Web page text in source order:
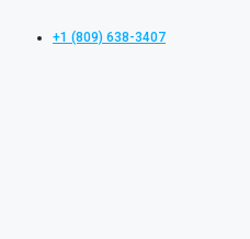
+1 (809) 638-3407